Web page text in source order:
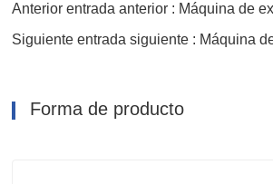
Forma de producto